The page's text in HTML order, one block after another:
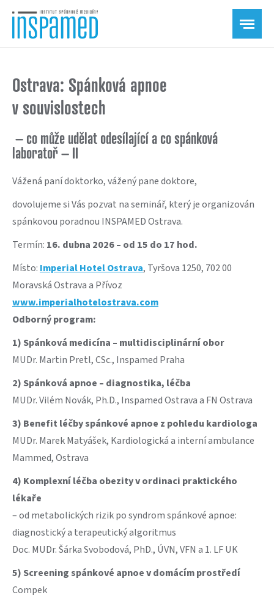
Ostrava: Spánková apnoe
v souvislostech
– co může udělat odesílající a co spánková
laboratoř – II
Vážená paní doktorko, vážený pane doktore,
dovolujeme si Vás pozvat na seminář, který je organizován
spánkovou poradnou INSPAMED Ostrava.
Termín: 16. dubna 2026 – od 15 do 17 hod.
Místo: Imperial Hotel Ostrava, Tyršova 1250, 702 00
Moravská Ostrava a Přívoz
www.imperialhotelostrava.com
Odborný program:
1) Spánková medicína – multidisciplinární obor
MUDr. Martin Pretl, CSc., Inspamed Praha
2) Spánková apnoe – diagnostika, léčba
MUDr. Vilém Novák, Ph.D., Inspamed Ostrava a FN Ostrava
3) Benefit léčby spánkové apnoe z pohledu kardiologa
MUDr. Marek Matyášek, Kardiologická a interní ambulance
Mammed, Ostrava
4) Komplexní léčba obezity v ordinaci praktického
lékaře
– od metabolických rizik po syndrom spánkové apnoe:
diagnostický a terapeutický algoritmus
Doc. MUDr. Šárka Svobodová, PhD., ÚVN, VFN a 1. LF UK
5) Screening spánkové apnoe v domácím prostředí
Compek